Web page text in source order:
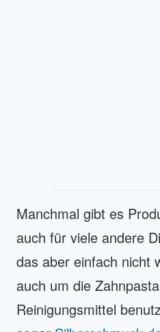
Manchmal gibt es
auch für viele andere
das aber einfach nicht
auch um die
Reinigungsmittel